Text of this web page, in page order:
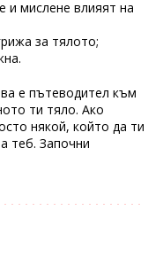
и мислене влияят на
за тялото;
е пътеводител към
ти тяло. Ако
някой, който да ти
теб. Започни